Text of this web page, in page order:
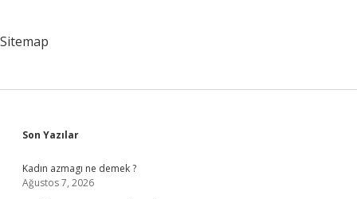
Sitemap
Sidebar
Son Yazılar
Kadın azmagı ne demek ?
Ağustos 7, 2026